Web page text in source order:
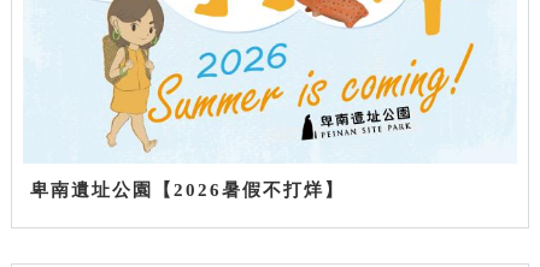
卑南遺址公園【2026暑假不打烊】